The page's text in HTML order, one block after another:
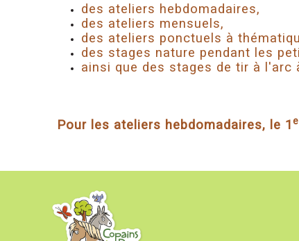
des ateliers hebdomadaires,
des ateliers mensuels,
des ateliers ponctuels à
des stages nature pendant les
ainsi que des stages de tir à l'arc
Pour les ateliers hebdomadaires, le 1